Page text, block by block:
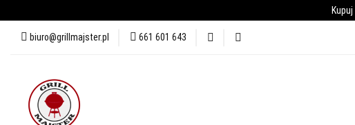
biuro@grillmajster.pl 661 601 643GRILLE AKCESORIA DO GRILLA
KURSY